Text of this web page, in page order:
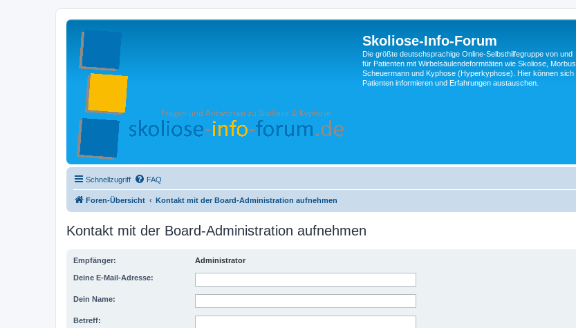
Skoliose-Info-Forum
Die größte deutschsprachige Online-Selbsthilfegruppe von und
für Patienten mit Wirbelsäulendeformitäten wie Skoliose, Morbus
Scheuermann und Kyphose (Hyperkyphose). Hier können sich
Patienten informieren und Erfahrungen austauschen.
Schnellzugriff FAQ
Foren-Übersicht Kontakt mit der Board-Administration aufnehmen
Kontakt mit der Board-Administration aufnehmen
Empfänger: Administrator
Deine E-Mail-Adresse:
Dein Name:
Betreff: